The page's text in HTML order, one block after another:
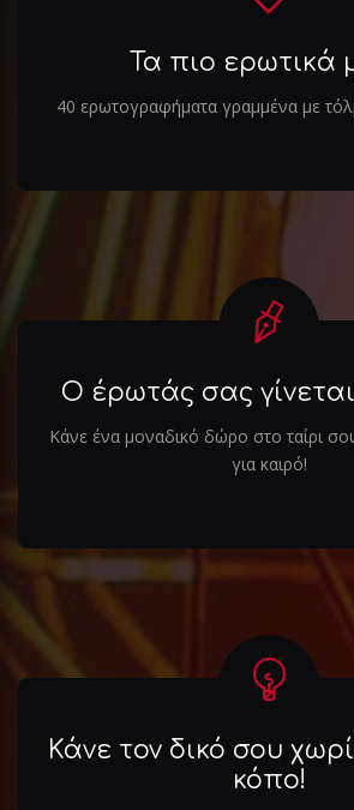
Τα πιο ερωτικά
40 ερωτογραφήματα γραμμένα με
Ο έρωτάς σας
Κάνε ένα μοναδικό δώρο στο ταίρι
για καιρό!
Κάνε τον δικό σου
κόπο!